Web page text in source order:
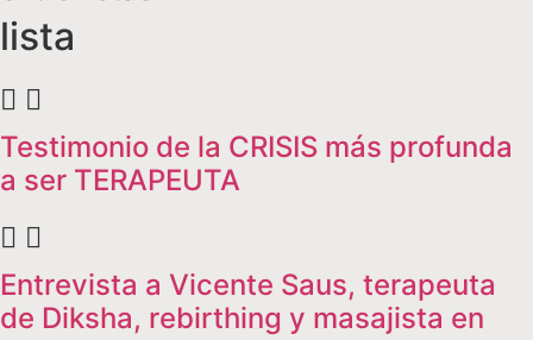
lista
Testimonio de la CRISIS más profunda
a ser TERAPEUTA
Entrevista a Vicente Saus, terapeuta
de Diksha, rebirthing y masajista en